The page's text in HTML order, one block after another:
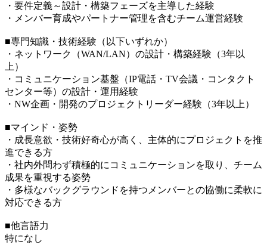
・要件定義～設計・構築フェーズを主導した経験
・メンバー育成やパートナー管理を含むチーム運営経験
■専門知識・技術経験（以下いずれか）
・ネットワーク（WAN/LAN）の設計・構築経験（3年以
上）
・コミュニケーション基盤（IP電話・TV会議・コンタクト
センター等）の設計・運用経験
・NW企画・開発のプロジェクトリーダー経験（3年以上）
■マインド・姿勢
・成長意欲・技術好奇心が高く、主体的にプロジェクトを推
進できる方
・社内外問わず積極的にコミュニケーションを取り、チーム
成果を重視する姿勢
・多様なバックグラウンドを持つメンバーとの協働に柔軟に
対応できる方
■他言語力
特になし